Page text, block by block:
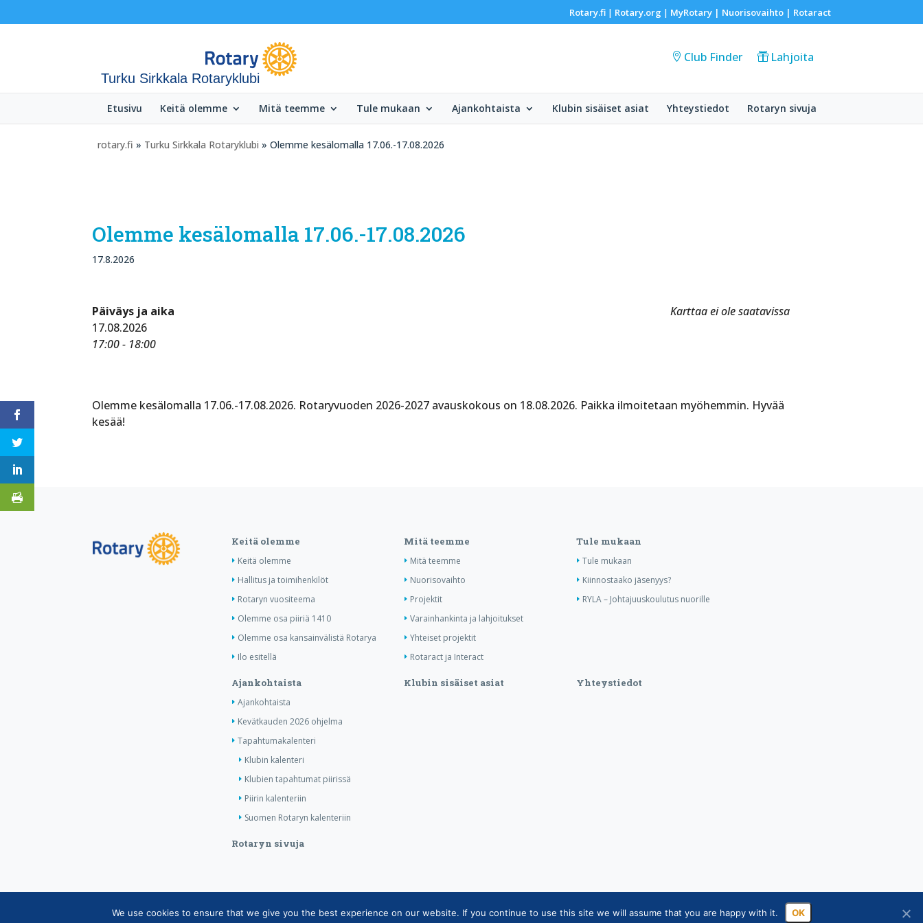
Rotary.fi| Rotary.org | MyRotary | Nuorisovaihto| Rotaract
Turku Sirkkala Rotaryklubi
Club Finder Lahjoita
Etusivu Keitä olemme Mitä teemme Tule mukaan Ajankohtaista Klubin sisäiset asiat Yhteystiedot Rotaryn sivuja
rotary.fi » Turku Sirkkala Rotaryklubi » Olemme kesälomalla 17.06.-17.08.2026
Olemme kesälomalla 17.06.-17.08.2026
17.8.2026
Karttaa ei ole saatavissa
Päiväys ja aika
17.08.2026
17:00 - 18:00
Olemme kesälomalla 17.06.-17.08.2026. Rotaryvuoden 2026-2027 avauskokous on 18.08.2026. Paikka ilmoitetaan myöhemmin. Hyvää
kesää!
Keitä olemme
Keitä olemme
Hallitus ja toimihenkilöt
Rotaryn vuositeema
Olemme osa piiriä 1410
Olemme osa kansainvälistä Rotarya
Ilo esitellä
Mitä teemme
Mitä teemme
Nuorisovaihto
Projektit
Varainhankinta ja lahjoitukset
Yhteiset projektit
Rotaract ja Interact
Tule mukaan
Tule mukaan
Kiinnostaako jäsenyys?
RYLA – Johtajuuskoulutus nuorille
Ajankohtaista
Ajankohtaista
Kevätkauden 2026 ohjelma
Tapahtumakalenteri
Klubin kalenteri
Klubien tapahtumat piirissä
Piirin kalenteriin
Suomen Rotaryn kalenteriin
Klubin sisäiset asiat Yhteystiedot
Rotaryn sivuja
Copyright © Suomen Rotarypalvelu ry 2026 |Jäsentietojärjestelmän tietosuojaseloste|Henkilötietojen käsittely Rotarytoiminnassa
We use cookies to ensure that we give you the best experience on our website. If you continue to use this site we will assume that you are happy with it. OK